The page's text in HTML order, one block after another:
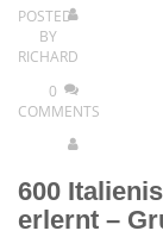
POSTED
BY
RICHARD
0
COMMENTS
600
erlernt –